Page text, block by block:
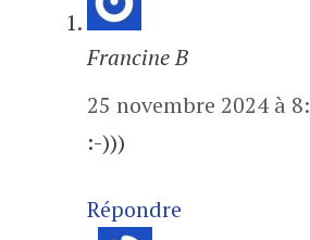
Francine B
25 novembre 2024 à
:-)))
Répondre